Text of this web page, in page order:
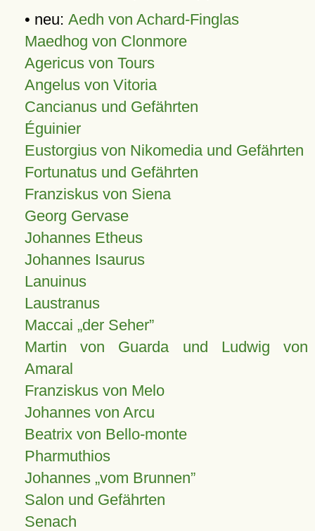
• neu: Aedh von Achard-Finglas
Maedhog von Clonmore
Agericus von Tours
Angelus von Vitoria
Cancianus und Gefährten
Éguinier
Eustorgius von Nikomedia und Gefährten
Fortunatus und Gefährten
Franziskus von Siena
Georg Gervase
Johannes Etheus
Johannes Isaurus
Lanuinus
Laustranus
Maccai „der Seher”
Martin von Guarda und Ludwig von
Amaral
Franziskus von Melo
Johannes von Arcu
Beatrix von Bello-monte
Pharmuthios
Johannes vom Brunnen
Salon und Gefährten
Senach